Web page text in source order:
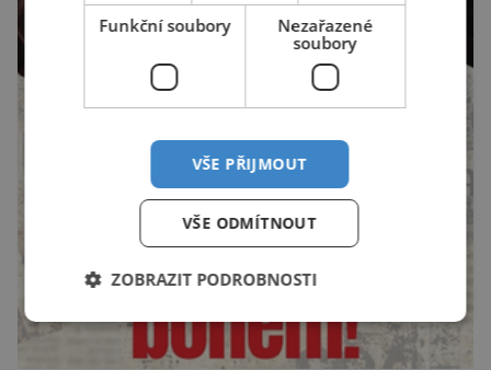
Funkční soubory
Nezařazené
soubory
VŠE PŘIJMOUT
VŠE ODMÍTNOUT
ZOBRAZIT PODROBNOSTI